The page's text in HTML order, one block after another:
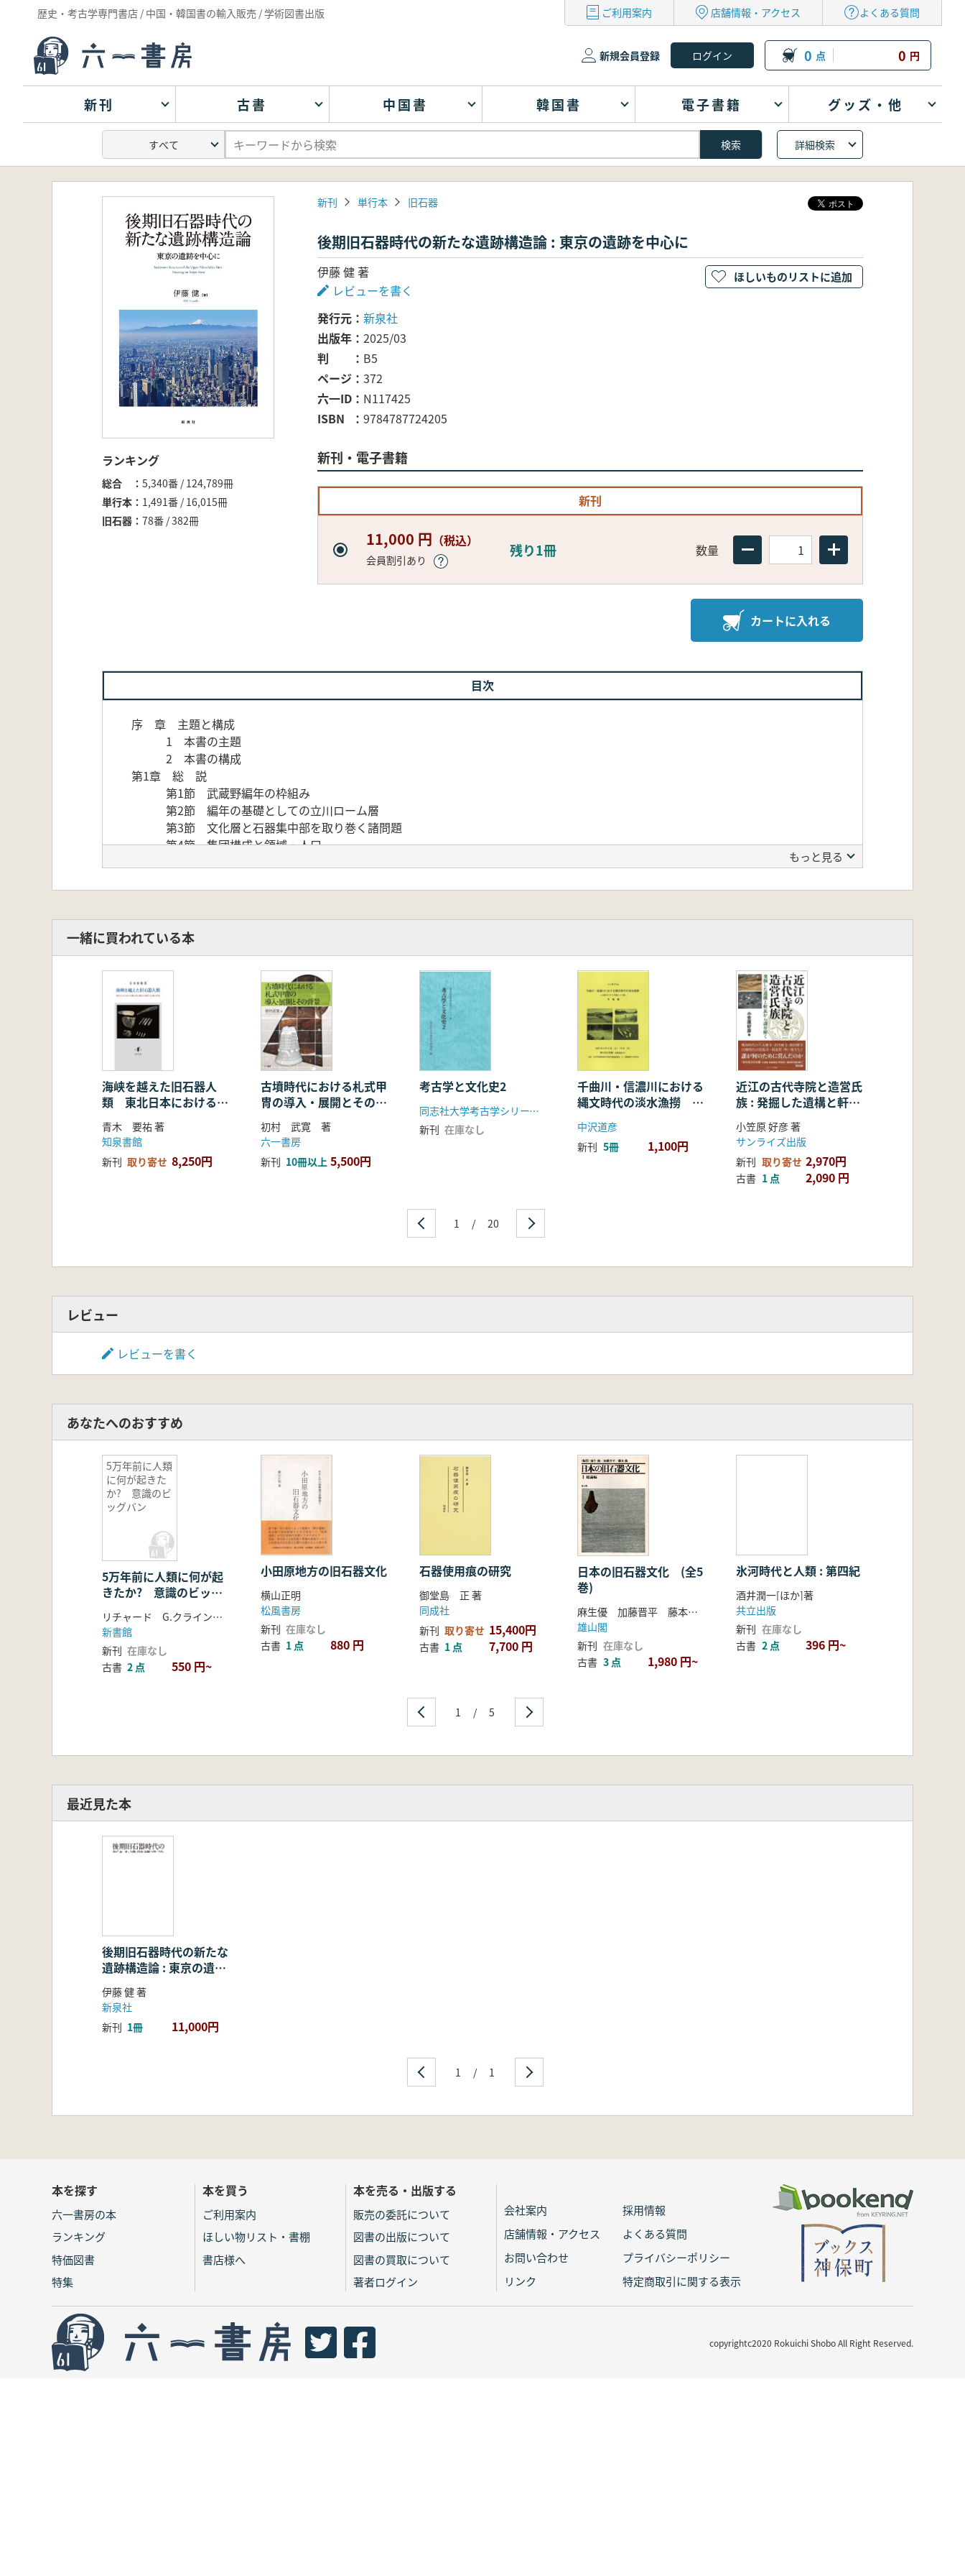
歴史・考古学専門書店 / 中国・韓国書の輸入販売 / 学術図書出版 ご利用案内 店舗情報・アクセス よくある質問
新規会員登録 0 点 0 円
新刊 古書 中国書 韓国書 電子書籍 グッズ・他
詳細検索
ランキング
総合
5,340番 / 124,789冊
単行本
1,491番 / 16,015冊
旧石器
78番 / 382冊
新刊 単行本 旧石器
後期旧石器時代の新たな遺跡構造論 : 東京の遺跡を中心に
伊藤 健 著
レビューを書く
発行元
新泉社
出版年
2025/03
判
B5
ページ
372
六一ID
N117425
ISBN
9784787724205
新刊・電子書籍
新刊
11,000 円 （税込）
会員割引あり
残り1冊 数量
カートに入れる
ほしいものリストに追加
目次
序 章 主題と構成
1 本書の主題
2 本書の構成
第1章 総 説
第1節 武蔵野編年の枠組み
第2節 編年の基礎としての立川ローム層
第3節 文化層と石器集中部を取り巻く諸問題
第4節 集団構成と領域・人口
第1節 茂呂遺跡をめぐって
第3節 第2群・第3群の様相
第3章 第4群
第2節 第4群の分析
第3節 第4群の様相
第4節 第4群の細分
第5節 第4a群および第4b群の分析と様相
第4章 新たな遺跡構造論
第1節 周辺地域の様相
第2節 武蔵野台地の行動様態
別 表
1 2013年以降の放射性炭素年代測定値一覧
2 第2群の石器集中部石器組成
3 第2群のナイフ形石器・石核石材組成
4 第3群の石器集中部石器組成
7 第4群のナイフ形石器・角錐状石器・石核石材組成
もっと見る
一緒に買われている本
海峡を越えた旧石器人
類 東北日本における細
石刃石器群の技術と石材
の変化
青木 要祐 著
知泉書館
新刊 取り寄せ 8,250円
古墳時代における札式甲
冑の導入・展開とその背
景
初村 武寛 著
六一書房
新刊 10冊以上 5,500円
考古学と文化史2
同志社大学考古学シリーズ刊行会
新刊 在庫なし
千曲川・信濃川における
縄文時代の淡水漁撈 千
曲川にサケが遡上した頃
中沢道彦
新刊 5冊 1,100円
近江の古代寺院と造営氏
族 : 発掘した遺構と軒瓦
から謎を解く
小笠原 好彦 著
サンライズ出版
新刊 取り寄せ 2,970円
古書 1 点 2,090 円
1 / 20
レビュー
レビューを書く
あなたへのおすすめ
5万年前に人類
に何が起きた
か? 意識のビ
ッグバン
5万年前に人類に何が起
きたか? 意識のビッグ
リチャード G.クライン ブレイク・エドガー 著 鈴木 淑美 訳
新書館
新刊 在庫なし
古書 2 点 550 円~
小田原地方の旧石器文化
横山正明
松風書房
新刊 在庫なし
古書 1 点 880 円
石器使用痕の研究
御堂島 正 著
同成社
新刊 取り寄せ 15,400円
古書 1 点 7,700 円
日本の旧石器文化 (全5
巻)
麻生優 加藤晋平 藤本強 編
雄山閣
新刊 在庫なし
古書 3 点 1,980 円~
氷河時代と人類 : 第四紀
酒井潤一[ほか]著
共立出版
新刊 在庫なし
古書 2 点 396 円~
1 / 5
最近見た本
後期旧石器時代の新たな
遺跡構造論 : 東京の遺跡
を中心に
伊藤 健 著
新泉社
新刊 1冊 11,000円
1 / 1
本を探す
六一書房の本
ランキング
特価図書
特集
本を買う
ご利用案内
ほしい物リスト・書棚
書店様へ
本を売る・出版する
販売の委託について
図書の出版について
図書の買取について
著者ログイン
会社案内
採用情報
店舗情報・アクセス
よくある質問
お問い合わせ
プライバシーポリシー
リンク
特定商取引に関する表示
copyrightc2020 Rokuichi Shobo All Right Reserved.